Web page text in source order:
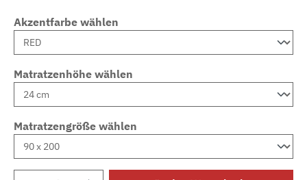
Akzentfarbe wählen
Matratzenhöhe wählen
Matratzengröße wählen